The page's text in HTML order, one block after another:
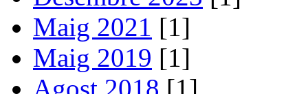
Maig 2021 [1]
Maig 2019 [1]
Agost 2018 [1]